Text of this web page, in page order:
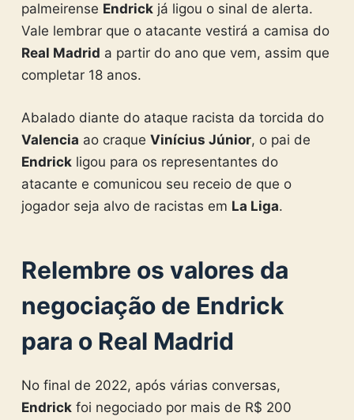
palmeirense Endrickjá ligou o sinal de alerta.
Vale lembrar que o atacante vestirá a camisa do
Real Madrid a partir do ano que vem, assim que
completar 18 anos.
Abalado diante do ataque racista da torcida do
Valencia ao craque Vinícius Júnior, o pai de
Endrickligou para os representantes do
atacante e comunicou seu receio de que o
jogador seja alvo de racistas em La Liga.
Relembre os valores da
negociação de Endrick
para o Real Madrid
No final de 2022, após várias conversas,
Endrickfoi negociado por mais de R$ 200